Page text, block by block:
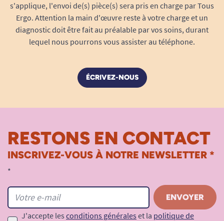
s'applique, l'envoi de(s) pièce(s) sera pris en charge par Tous
Ergo. Attention la main d'œuvre reste à votre charge et un
diagnostic doit être fait au préalable par vos soins, durant
lequel nous pourrons vous assister au téléphone.
ÉCRIVEZ-NOUS
RESTONS EN CONTACT
INSCRIVEZ-VOUS À NOTRE NEWSLETTER *
*
J'accepte les conditions générales et la politique de